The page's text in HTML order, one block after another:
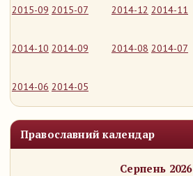
2015-09 2015-07 2014-12 2014-11
2014-10 2014-09 2014-08 2014-07
2014-06 2014-05
Православний календар
Серпень 2026